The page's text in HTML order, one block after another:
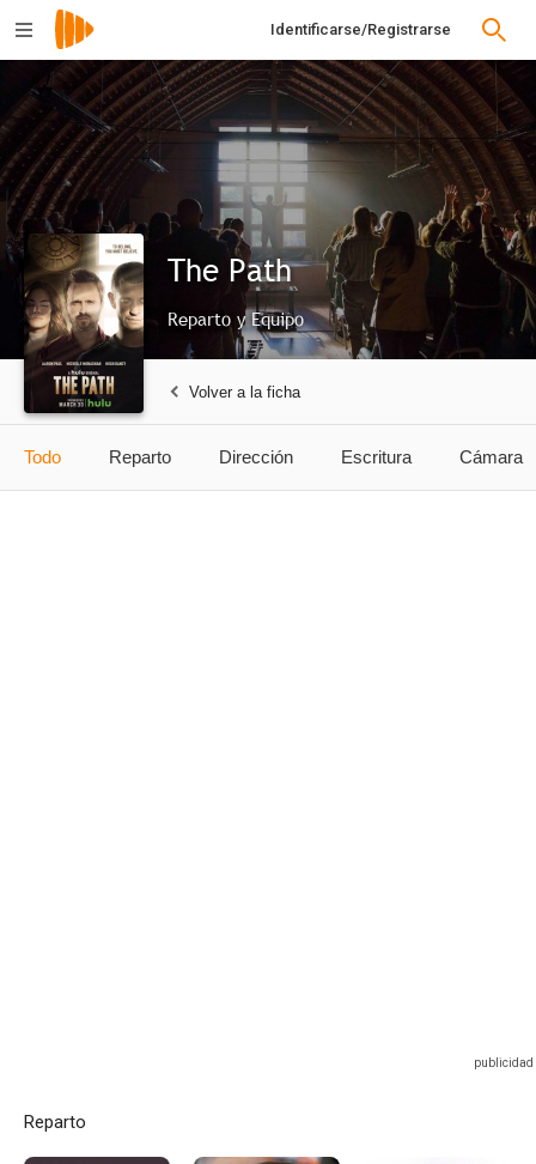
Identificarse/Registrarse
The Path
Reparto y Equipo
Volver a la ficha
Todo Reparto Dirección Escritura Cámara
Reparto